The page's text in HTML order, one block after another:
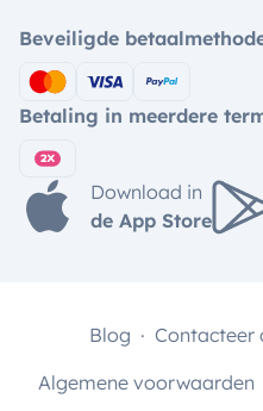
Beveiligde
Betaling in meerdere
Download in
de App Store
Blog Contacteer
Algemene voorwaarden